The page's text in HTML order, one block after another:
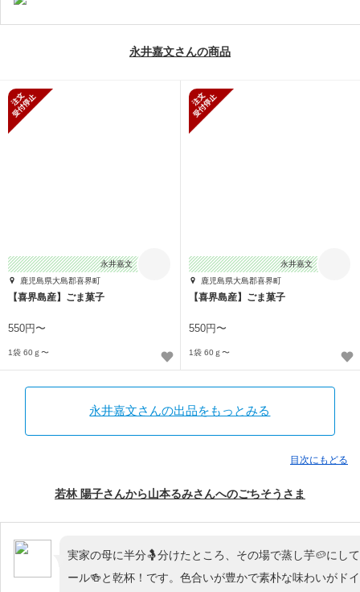
永井嘉文さんの商品
永井嘉文
鹿児島県大島郡喜界町
【喜界島産】ごま菓子
550円〜
1袋 60ｇ〜
永井嘉文
鹿児島県大島郡喜界町
【喜界島産】ごま菓子
550円〜
1袋 60ｇ〜
永井嘉文さんの出品をもっとみる
目次にもどる
若林 陽子さんから山本るみさんへのごちそうさま
実家の母に半分🤱分けたところ、その場で蒸し芋🥔にし
ール🍻と乾杯！です。色合いが豊かで素朴な味わいがド